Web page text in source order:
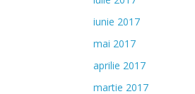
iunie 2017
mai 2017
aprilie 2017
martie 2017